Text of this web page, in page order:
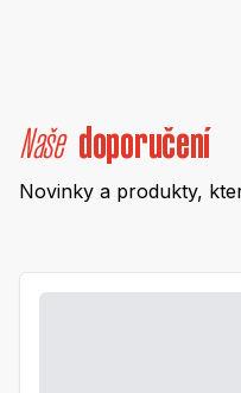
Naše doporučení
Novinky a produkty,